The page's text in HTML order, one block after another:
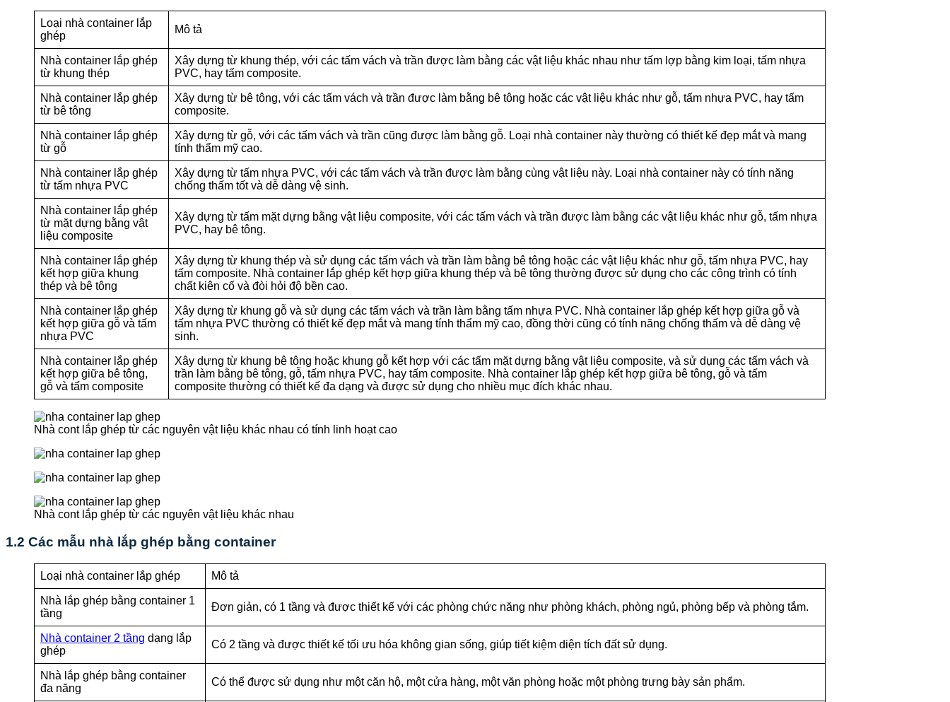
Loại nhà container lắp
ghép
Mô tả
Nhà container lắp ghép
từ khung thép
Xây dựng từ khung thép, với các tấm vách và trần được làm bằng các vật liệu khác nhau như tấm lợp bằng kim loại, tấm nhựa
PVC, hay tấm composite.
Nhà container lắp ghép
từ bê tông
Xây dựng từ bê tông, với các tấm vách và trần được làm bằng bê tông hoặc các vật liệu khác như gỗ, tấm nhựa PVC, hay tấm
composite.
Nhà container lắp ghép
từ gỗ
Xây dựng từ gỗ, với các tấm vách và trần cũng được làm bằng gỗ. Loại nhà container này thường có thiết kế đẹp mắt và mang
tính thẩm mỹ cao.
Nhà container lắp ghép
từ tấm nhựa PVC
Xây dựng từ tấm nhựa PVC, với các tấm vách và trần được làm bằng cùng vật liệu này. Loại nhà container này có tính năng
chống thấm tốt và dễ dàng vệ sinh.
Nhà container lắp ghép
từ mặt dựng bằng vật
liệu composite
Xây dựng từ tấm mặt dựng bằng vật liệu composite, với các tấm vách và trần được làm bằng các vật liệu khác như gỗ, tấm nhựa
PVC, hay bê tông.
Nhà container lắp ghép
kết hợp giữa khung
thép và bê tông
Xây dựng từ khung thép và sử dụng các tấm vách và trần làm bằng bê tông hoặc các vật liệu khác như gỗ, tấm nhựa PVC, hay
tấm composite. Nhà container lắp ghép kết hợp giữa khung thép và bê tông thường được sử dụng cho các công trình có tính
chất kiên cố và đòi hỏi độ bền cao.
Nhà container lắp ghép
kết hợp giữa gỗ và tấm
nhựa PVC
Xây dựng từ khung gỗ và sử dụng các tấm vách và trần làm bằng tấm nhựa PVC. Nhà container lắp ghép kết hợp giữa gỗ và
tấm nhựa PVC thường có thiết kế đẹp mắt và mang tính thẩm mỹ cao, đồng thời cũng có tính năng chống thấm và dễ dàng vệ
sinh.
Nhà container lắp ghép
kết hợp giữa bê tông,
gỗ và tấm composite
Xây dựng từ khung bê tông hoặc khung gỗ kết hợp với các tấm mặt dựng bằng vật liệu composite, và sử dụng các tấm vách và
trần làm bằng bê tông, gỗ, tấm nhựa PVC, hay tấm composite. Nhà container lắp ghép kết hợp giữa bê tông, gỗ và tấm
composite thường có thiết kế đa dạng và được sử dụng cho nhiều mục đích khác nhau.
Nhà cont lắp ghép từ các nguyên vật liệu khác nhau có tính linh hoạt cao
Nhà cont lắp ghép từ các nguyên vật liệu khác nhau
1.2 Các mẫu nhà lắp ghép bằng container
Loại nhà container lắp ghép Mô tả
Nhà lắp ghép bằng container 1
tầng
Đơn giản, có 1 tầng và được thiết kế với các phòng chức năng như phòng khách, phòng ngủ, phòng bếp và phòng tắm.
Nhà container 2 tầng dạng lắp
ghép
Có 2 tầng và được thiết kế tối ưu hóa không gian sống, giúp tiết kiệm diện tích đất sử dụng.
Nhà lắp ghép bằng container
đa năng
Có thể được sử dụng như một căn hộ, một cửa hàng, một văn phòng hoặc một phòng trưng bày sản phẩm.